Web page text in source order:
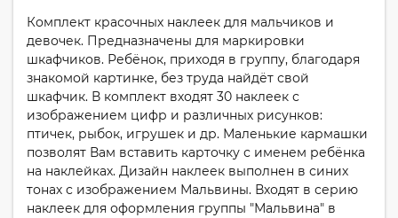
Комплект красочных наклеек для мальчиков и
девочек. Предназначены для маркировки
шкафчиков. Ребёнок, приходя в группу, благодаря
знакомой картинке, без труда найдёт свой
шкафчик. В комплект входят 30 наклеек с
изображением цифр и различных рисунков:
птичек, рыбок, игрушек и др. Маленькие кармашки
позволят Вам вставить карточку с именем ребёнка
на наклейках. Дизайн наклеек выполнен в синих
тонах с изображением Мальвины. Входят в серию
наклеек для оформления группы "Мальвина" в